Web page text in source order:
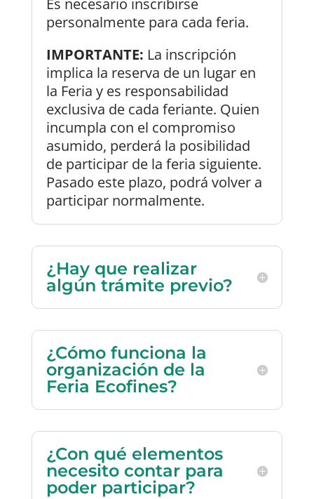
Es necesario inscribirse
personalmente para cada feria.
IMPORTANTE: La inscripción
implica la reserva de un lugar en
la Feria y es responsabilidad
exclusiva de cada feriante. Quien
incumpla con el compromiso
asumido, perderá la posibilidad
de participar de la feria siguiente.
Pasado este plazo, podrá volver a
participar normalmente.
¿Hay que realizar
algún trámite previo?
¿Cómo funciona la
organización de la
Feria Ecofines?
¿Con qué elementos
necesito contar para
poder participar?